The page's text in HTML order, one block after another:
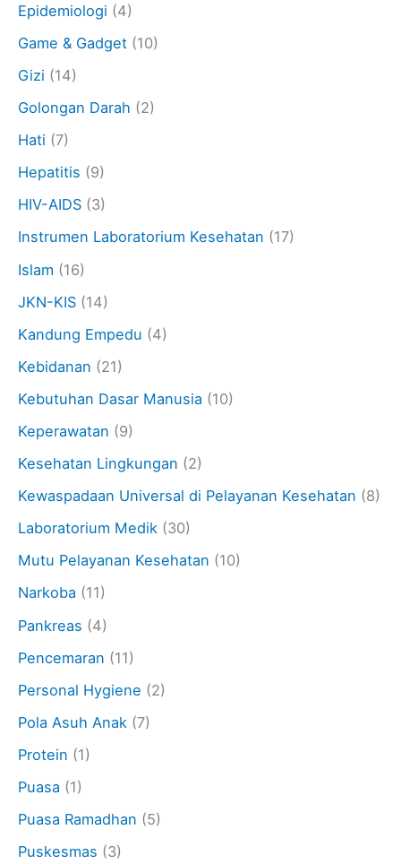
Epidemiologi (4)
Game & Gadget (10)
Gizi (14)
Golongan Darah (2)
Hati (7)
Hepatitis (9)
HIV-AIDS (3)
Instrumen Laboratorium Kesehatan (17)
Islam (16)
JKN-KIS (14)
Kandung Empedu (4)
Kebidanan (21)
Kebutuhan Dasar Manusia (10)
Keperawatan (9)
Kesehatan Lingkungan (2)
Kewaspadaan Universal di Pelayanan Kesehatan (8)
Laboratorium Medik (30)
Mutu Pelayanan Kesehatan (10)
Narkoba (11)
Pankreas (4)
Pencemaran (11)
Personal Hygiene (2)
Pola Asuh Anak (7)
Protein (1)
Puasa (1)
Puasa Ramadhan (5)
Puskesmas (3)